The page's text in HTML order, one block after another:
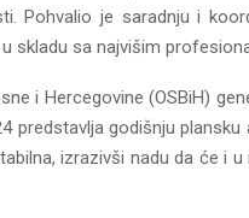
Pohvalio je saradnju i
skladu sa najvišim
i Hercegovine (OSBiH)
predstavlja godišnju plansku
izrazivši nadu da će i u